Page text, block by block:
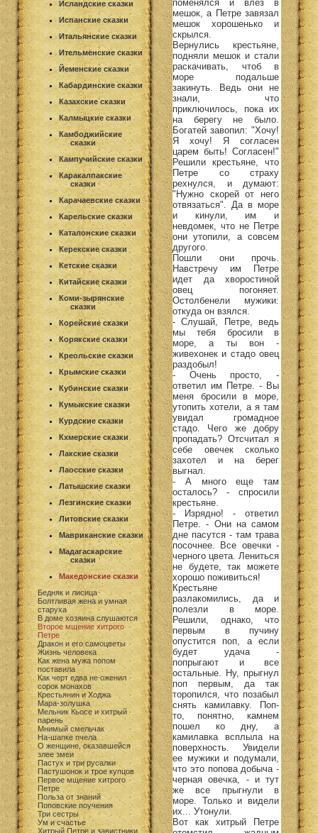
Исландские сказки
Испанские сказки
Итальянские сказки
Ительменские сказки
Йеменские сказки
Кабардинские сказки
Казахские сказки
Калмыцкие сказки
Камбоджийские
сказки
Кампучийские сказки
Каракалпакские
сказки
Карачаевские сказки
Карельские сказки
Каталонские сказки
Керекские сказки
Кетские сказки
Китайские сказки
Коми-зырянские
сказки
Корейские сказки
Корякские сказки
Креольские сказки
Крымские сказки
Кубинские сказки
Кумыкские сказки
Курдские сказки
Кхмерские сказки
Лакские сказки
Лаосские сказки
Латышские сказки
Лезгинские сказки
Литовские сказки
Мавриканские сказки
Мадагаскарские
сказки
Македонские сказки
Бедняк и лисица
Болтливая жена и умная
старуха
В доме хозяина слушаются
Второе мщение хитрого
Петре
Дракон и его самоцветы
Жизнь человека
Как жена мужа попом
поставила
Как черт едва не оженил
сорок монахов
Крестьянин и Ходжа
Мара-золушка
Мельник Кьосе и хитрый
парень
Мнимый смельчак
На-шапке пчела
О женщине, оказавшейся
злее змеи
Пастух и три русалки
Пастушонок и трое купцов
Первое мщение хитрого
Петре
Польза от знаний
Поповские поучения
Три сестры
Ум и счастье
Хитрый Петре и завистники
поменялся и влез в
мешок, а Петре завязал
мешок хорошенько и
скрылся.
Вернулись крестьяне,
подняли мешок и стали
раскачивать, чтоб в
море подальше
закинуть. Ведь они не
знали, что
приключилось, пока их
на берегу не было.
Богатей завопил: "Хочу!
Я хочу! Я согласен
царем быть! Согласен!"
Решили крестьяне, что
Петре со страху
рехнулся, и думают:
"Нужно скорей от него
отвязаться". Да в море
и кинули, им и
невдомек, что не Петре
они утопили, а совсем
другого.
Пошли они прочь.
Навстречу им Петре
идет да хворостиной
овец погоняет.
Остолбенели мужики:
откуда он взялся.
- Слушай, Петре, ведь
мы тебя бросили в
море, а ты вон -
живехонек и стадо овец
раздобыл!
- Очень просто, -
ответил им Петре. - Вы
меня бросили в море,
утопить хотели, а я там
увидал громадное
стадо. Чего же добру
пропадать? Отсчитал я
себе овечек сколько
захотел и на берег
выгнал.
- А много еще там
осталось? - спросили
крестьяне.
- Изрядно! - ответил
Петре. - Они на самом
дне пасутся - там трава
посочнее. Все овечки -
черного цвета. Лениться
не будете, так можете
хорошо поживиться!
Крестьяне
разлакомились, да и
полезли в море.
Решили, однако, что
первым в пучину
опустится поп, а если
будет удача -
попрыгают и все
остальные. Ну, прыгнул
поп первым, да так
торопился, что позабыл
снять камилавку. Поп-
то, понятно, камнем
пошел ко дну, а
камилавка всплыла на
поверхность. Увидели
ее мужики и подумали,
что это попова добыча -
черная овечка, - и тут
же все прыгнули в
море. Только и видели
их... Утонули.
Вот как хитрый Петре